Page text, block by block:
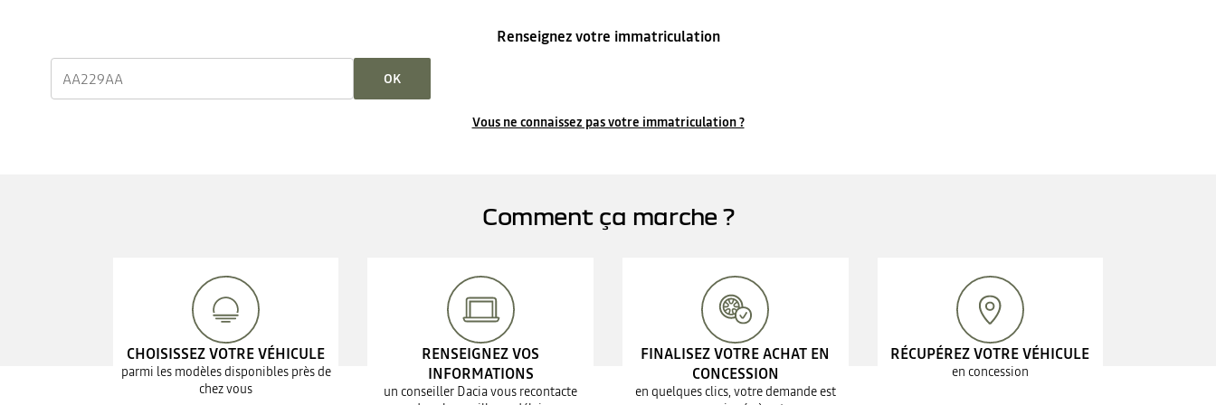
Renseignez votre immatriculation
OK
Vous ne connaissez pas votre immatriculation ?
Comment ça marche ?
CHOISISSEZ VOTRE VÉHICULE
parmi les modèles disponibles près de
chez vous
RENSEIGNEZ VOS
INFORMATIONS
un conseiller Dacia vous recontacte
FINALISEZ VOTRE ACHAT EN
CONCESSION
en quelques clics, votre demande est
RÉCUPÉREZ VOTRE VÉHICULE
en concession